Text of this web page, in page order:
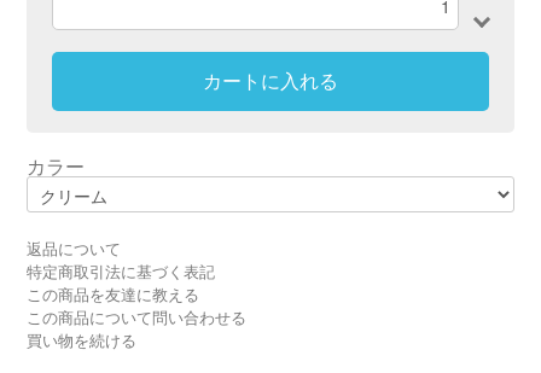
カートに入れる
カラー
返品について
特定商取引法に基づく表記
この商品を友達に教える
この商品について問い合わせる
買い物を続ける